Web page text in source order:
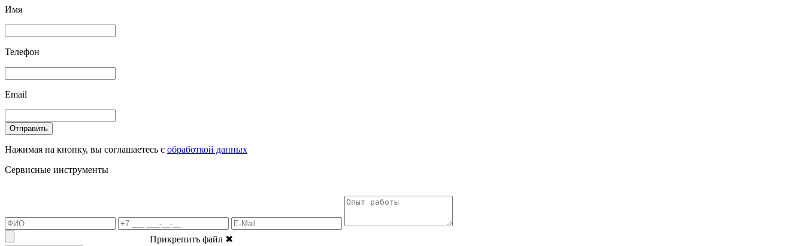
Имя
Телефон
Email
Отправить
Нажимая на кнопку, вы соглашаетесь с обработкой данных
Сервисные инструменты
Прикрепить файл ✖